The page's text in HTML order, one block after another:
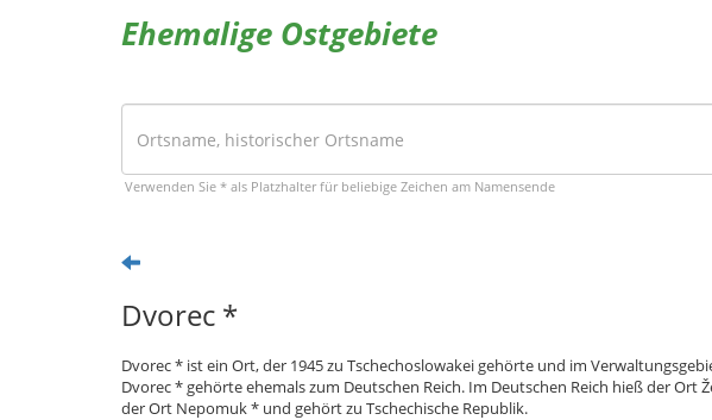
Ehemalige Ostgebiete
Verwenden Sie * als Platzhalter für beliebige Zeichen am Namensende
Dvorec *
Dvorec * ist ein Ort, der 1945 zu Tschechoslowakei gehörte und im
Dvorec * gehörte ehemals zum Deutschen Reich. Im Deutschen Reich hieß der Ort
der Ort Nepomuk * und gehört zu Tschechische Republik.